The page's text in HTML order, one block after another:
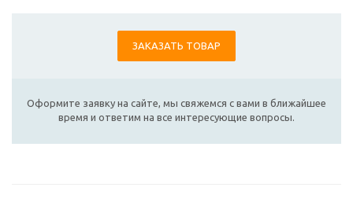
ЗАКАЗАТЬ ТОВАР
Оформите заявку на сайте, мы свяжемся с вами в ближайшее
время и ответим на все интересующие вопросы.